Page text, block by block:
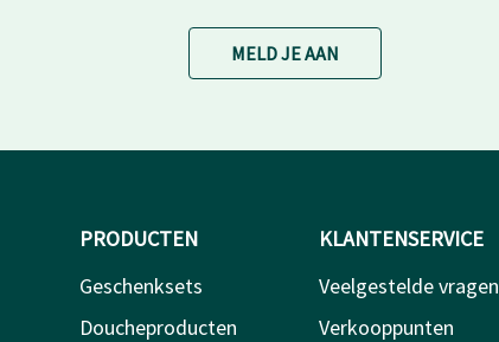
MELD JE AAN
PRODUCTEN
Geschenksets
Doucheproducten
KLANTENSERVICE
Veelgestelde vragen
Verkooppunten